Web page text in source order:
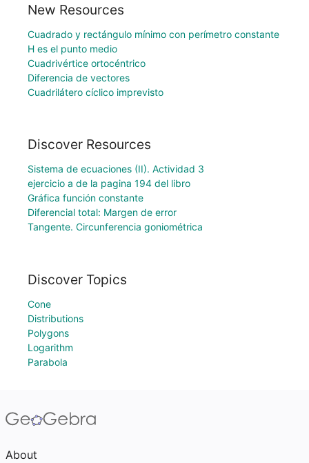
New Resources
Cuadrado y rectángulo mínimo con perímetro constante
H es el punto medio
Cuadrivértice ortocéntrico
Diferencia de vectores
Cuadrilátero cíclico imprevisto
Discover Resources
Sistema de ecuaciones (II). Actividad 3
ejercicio a de la pagina 194 del libro
Gráfica función constante
Diferencial total: Margen de error
Tangente. Circunferencia goniométrica
Discover Topics
Cone
Distributions
Polygons
Logarithm
Parabola
About